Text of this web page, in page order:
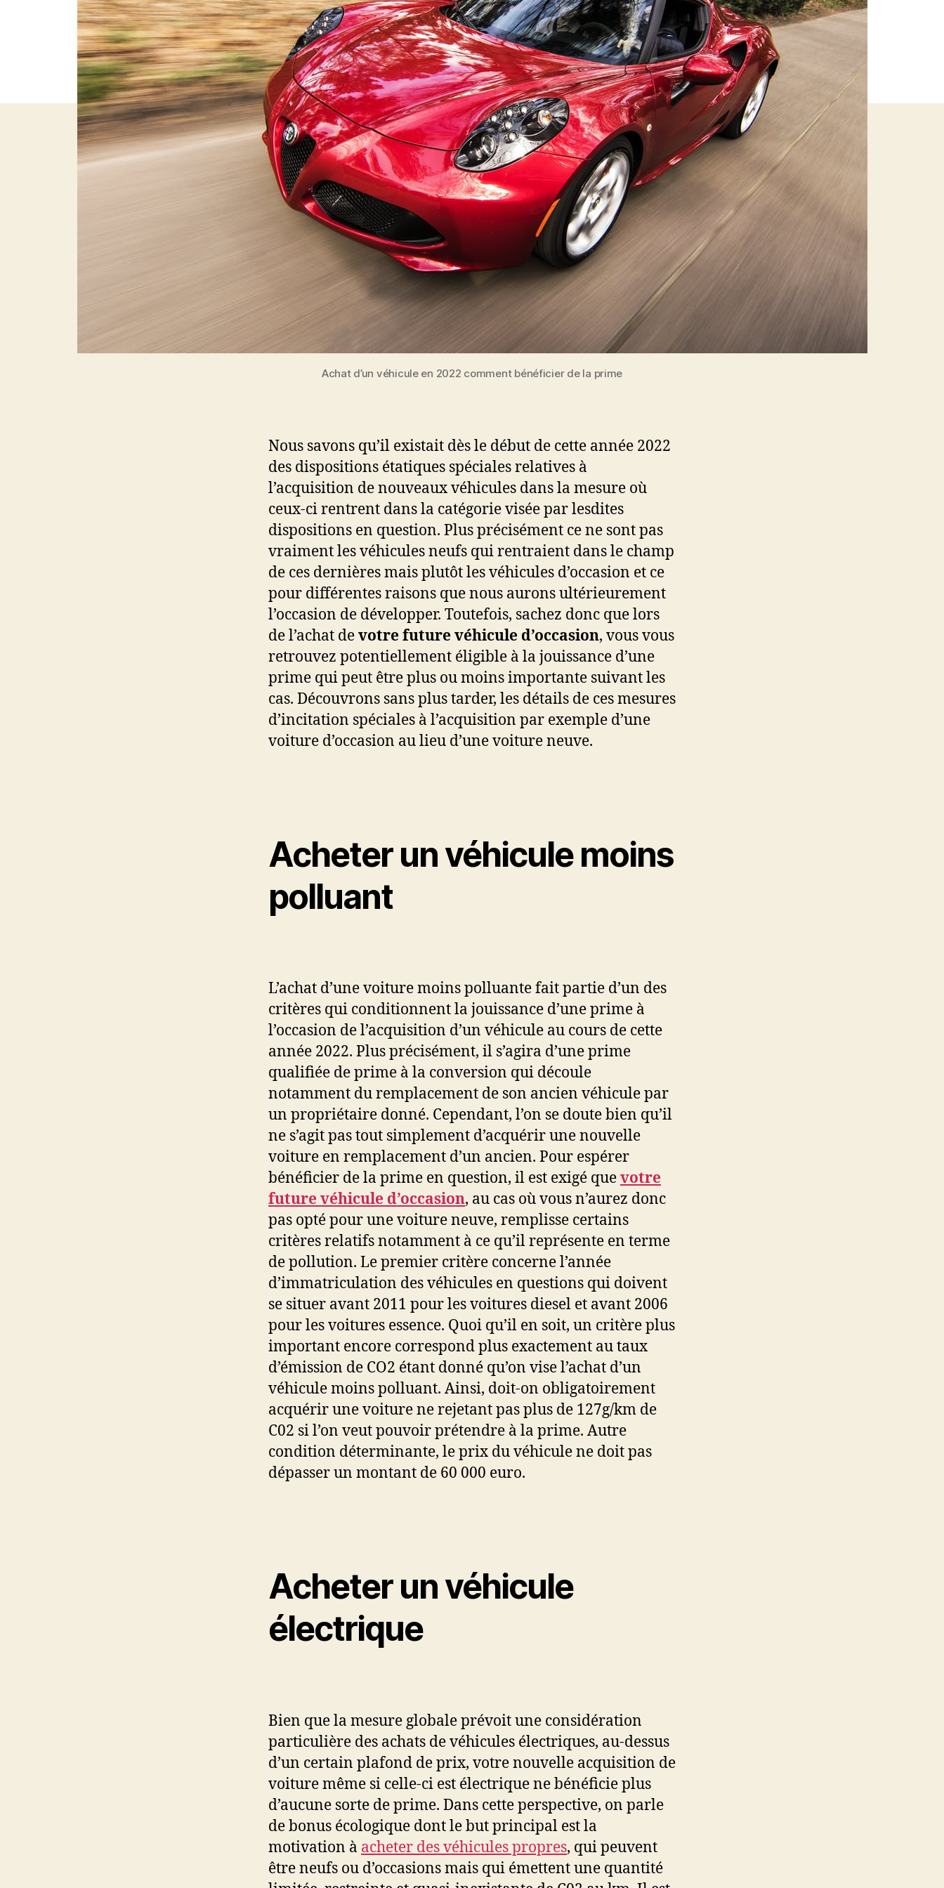
Achat d’un véhicule en 2022 comment bénéficier de la prime
Nous savons qu’il existait dès le début de cette année 2022
des dispositions étatiques spéciales relatives à
l’acquisition de nouveaux véhicules dans la mesure où
ceux-ci rentrent dans la catégorie visée par lesdites
dispositions en question. Plus précisément ce ne sont pas
vraiment les véhicules neufs qui rentraient dans le champ
de ces dernières mais plutôt les véhicules d’occasion et ce
pour différentes raisons que nous aurons ultérieurement
l’occasion de développer. Toutefois, sachez donc que lors
de l’achat devotre future véhicule d’occasion, vous vous
retrouvez potentiellement éligible à la jouissance d’une
prime qui peut être plus ou moins importante suivant les
cas. Découvrons sans plus tarder, les détails de ces mesures
d’incitation spéciales à l’acquisition par exemple d’une
voiture d’occasion au lieu d’une voiture neuve.
Acheter un véhicule moins
polluant
L’achat d’une voiture moins polluante fait partie d’un des
critères qui conditionnent la jouissance d’une prime à
l’occasion de l’acquisition d’un véhicule au cours de cette
année 2022. Plus précisément, il s’agira d’une prime
qualifiée de prime à la conversion qui découle
notamment du remplacement de son ancien véhicule par
un propriétaire donné. Cependant, l’on se doute bien qu’il
ne s’agit pas tout simplement d’acquérir une nouvelle
voiture en remplacement d’un ancien. Pour espérer
bénéficier de la prime en question, il est exigé quevotre
future véhicule d’occasion, au cas où vous n’aurez donc
pas opté pour une voiture neuve, remplisse certains
critères relatifs notamment à ce qu’il représente en terme
de pollution. Le premier critère concerne l’année
d’immatriculation des véhicules en questions qui doivent
se situer avant 2011 pour les voitures diesel et avant 2006
pour les voitures essence. Quoi qu’il en soit, un critère plus
important encore correspond plus exactement au taux
d’émission de CO2 étant donné qu’on vise l’achat d’un
véhicule moins polluant. Ainsi, doit-on obligatoirement
acquérir une voiture ne rejetant pas plus de 127g/km de
C02 si l’on veut pouvoir prétendre à la prime. Autre
condition déterminante, le prix du véhicule ne doit pas
dépasser un montant de 60 000 euro.
Acheter un véhicule
électrique
Bien que la mesure globale prévoit une considération
particulière des achats de véhicules électriques, au-dessus
d’un certain plafond de prix, votre nouvelle acquisition de
voiture même si celle-ci est électrique ne bénéficie plus
d’aucune sorte de prime. Dans cette perspective, on parle
de bonus écologique dont le but principal est la
motivation à acheter des véhicules propres, qui peuvent
être neufs ou d’occasions mais qui émettent une quantité